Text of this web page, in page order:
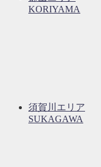
KORIYAMA
須賀川エリア
SUKAGAWA